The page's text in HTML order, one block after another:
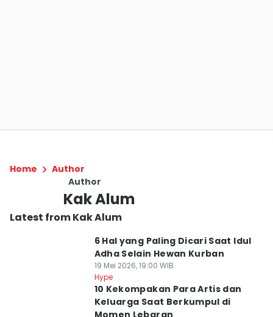
Home
Author
Author
Kak Alum
Latest from Kak Alum
6 Hal yang Paling Dicari Saat Idul
Adha Selain Hewan Kurban
19 Mei 2026, 19:00 WIB
Hype
10 Kekompakan Para Artis dan
Keluarga Saat Berkumpul di
Momen Lebaran